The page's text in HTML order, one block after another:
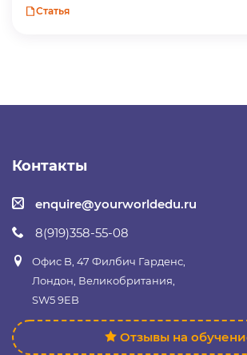
Статья
Контакты
enquire@yourworldedu.ru
8(919)358-55-08
Офис B, 47 Филбич Гарденс,
Лондон, Великобритания,
SW5 9EB
Отзывы на